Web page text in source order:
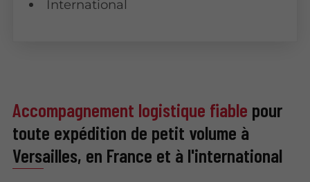
International
Accompagnement logistique fiable pour
toute expédition de petit volume à
Versailles, en France et à l'international